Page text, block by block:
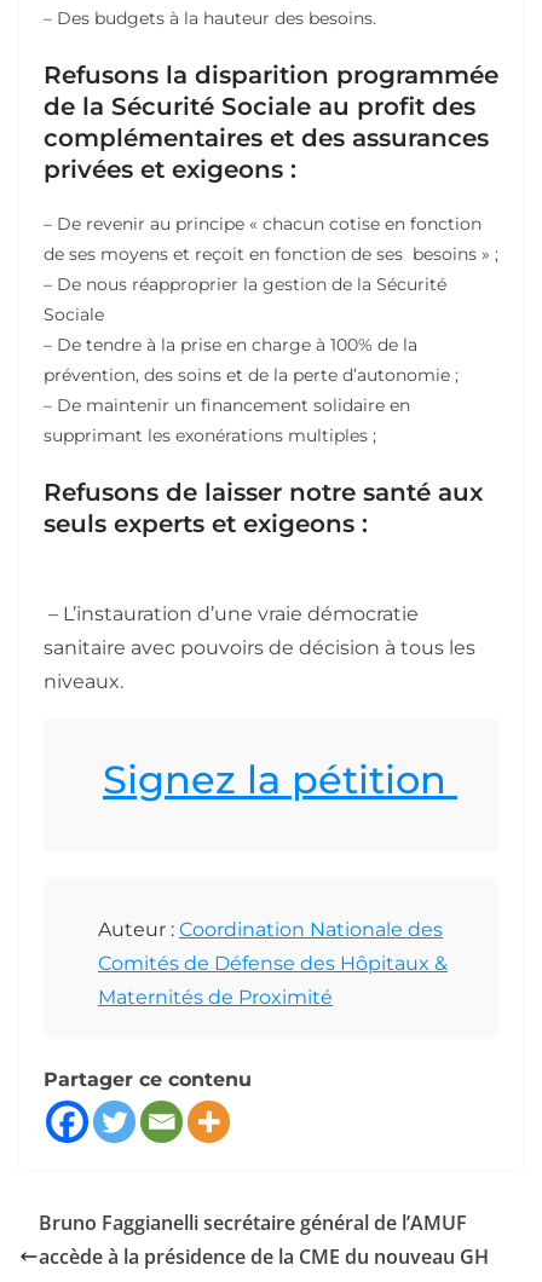
– Des budgets à la hauteur des besoins.
Refusons la disparition programmée
de la Sécurité Sociale au profit des
complémentaires et des assurances
privées et exigeons :
– De revenir au principe « chacun cotise en fonction
de ses moyens et reçoit en fonction de ses besoins » ;
– De nous réapproprier la gestion de la Sécurité
Sociale
– De tendre à la prise en charge à 100% de la
prévention, des soins et de la perte d’autonomie ;
– De maintenir un financement solidaire en
supprimant les exonérations multiples ;
Refusons de laisser notre santé aux
seuls experts et exigeons :
– L’instauration d’une vraie démocratie
sanitaire avec pouvoirs de décision à tous les
niveaux.
Signez la pétition
Auteur : Coordination Nationale des
Comités de Défense des Hôpitaux &
Maternités de Proximité
Partager ce contenu
Bruno Faggianelli secrétaire général de l’AMUF
accède à la présidence de la CME du nouveau GH